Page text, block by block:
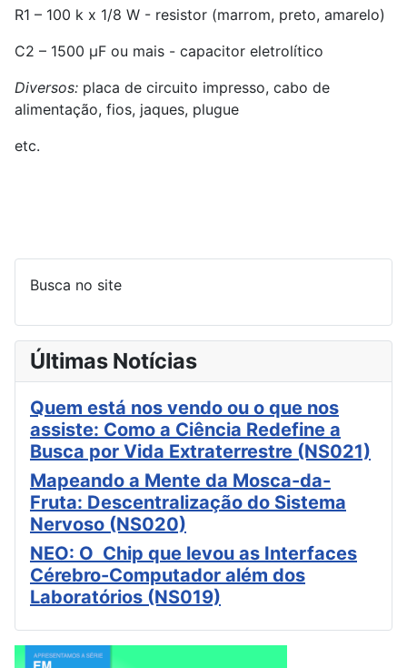
R1 – 100 k x 1/8 W - resistor (marrom, preto, amarelo)
C2 – 1500 µF ou mais - capacitor eletrolítico
Diversos: placa de circuito impresso, cabo de
alimentação, fios, jaques, plugue
etc.
Busca no site
Últimas Notícias
Quem está nos vendo ou o que nos
assiste: Como a Ciência Redefine a
Busca por Vida Extraterrestre (NS021)
Mapeando a Mente da Mosca-da-
Fruta: Descentralização do Sistema
Nervoso (NS020)
NEO: O Chip que levou as Interfaces
Cérebro-Computador além dos
Laboratórios (NS019)